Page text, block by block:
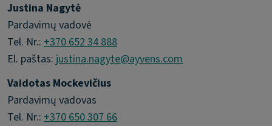
Justina Nagytė
Pardavimų vadovė
Tel. Nr.: +370 652 34 888
El. paštas: justina.nagyte@ayvens.com
Vaidotas Mockevičius
Pardavimų vadovas
Tel. Nr.: +370 650 307 66